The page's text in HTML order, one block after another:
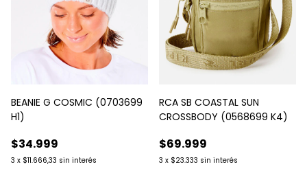
BEANIE G COSMIC (0703699
H1)
$34.999
3 x $11.666,33 sin interés
RCA SB COASTAL SUN
CROSSBODY (0568699 K4)
$69.999
3 x $23.333 sin interés